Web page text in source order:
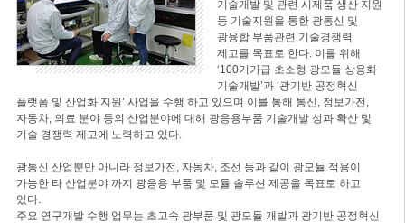
기술개발 및 관련 시제품 생산 지원
등 기술지원을 통한 광통신 및
광융합 부품관련 기술경쟁력
제고를 목표로 한다. 이를 위해
‘100기가급 초소형 광모듈 상용화
기술개발’과 ‘광기반 공정혁신
플랫폼 및 산업화 지원’ 사업을 수행 하고 있으며 이를 통해 통신, 정보가전,
자동차, 의료 분야 등의 산업분야에 대해 광응용부품 기술개발 성과 확산 및
기술 경쟁력 제고에 노력하고 있다.
광통신 산업뿐만 아니라 정보가전, 자동차, 조선 등과 같이 광모듈 적용이
가능한 타 산업분야 까지 광응용 부품 및 모듈 솔루션 제공을 목표로 하고
있다.
주요 연구개발 수행 업무는 초고속 광부품 및 광모듈 개발과 광기반 공정혁신